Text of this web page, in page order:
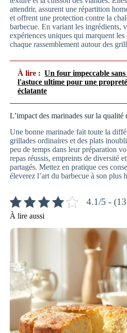
attendrir, assurent une répartition
et offrent une protection contre la
barbecue. En variant les ingrédients,
expériences uniques qui marquent les
chaque rassemblement autour des
À lire : Un four impeccable
l'astuce ultime pour une
éclatante
L’impact des marinades sur la qualité
Une bonne marinade fait toute la
grillades ordinaires et des plats
peu de temps dans leur préparation
repas réussis, empreints de diversité
partagés. Mettez en pratique ces
éleverez l’art du barbecue à son plus
4.1/5 -
À lire aussi